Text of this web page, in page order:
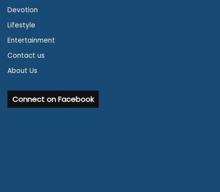
Devotion
Lifestyle
Entertainment
Contact us
About Us
Connect on Facebook